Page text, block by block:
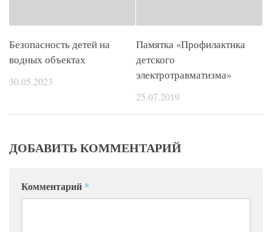
Безопасность детей на
водных объектах
30.05.2023
Памятка «Профилактика
детского
электротравматизма»
25.07.2019
ДОБАВИТЬ КОММЕНТАРИЙ
Комментарий *